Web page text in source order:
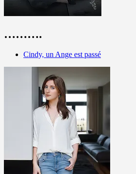
……….
Cindy, un Ange est passé